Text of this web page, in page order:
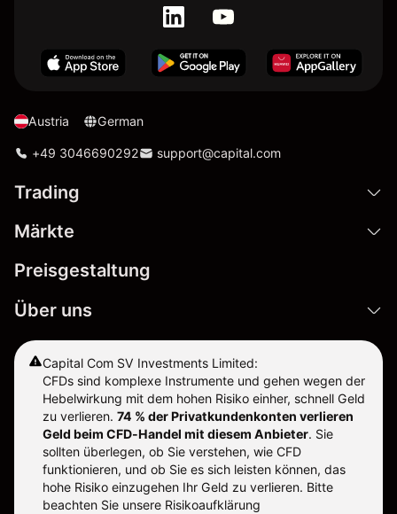
Austria German
+49 3046690292 support@capital.com
Trading
Märkte
Preisgestaltung
Über uns
Capital Com SV Investments Limited:
CFDs sind komplexe Instrumente und gehen wegen der
Hebelwirkung mit dem hohen Risiko einher, schnell Geld
zu verlieren. 74 % der Privatkundenkonten verlieren
Geld beim CFD-Handel mit diesem Anbieter. Sie
sollten überlegen, ob Sie verstehen, wie CFD
funktionieren, und ob Sie es sich leisten können, das
hohe Risiko einzugehen Ihr Geld zu verlieren. Bitte
beachten Sie unsere Risikoaufklärung